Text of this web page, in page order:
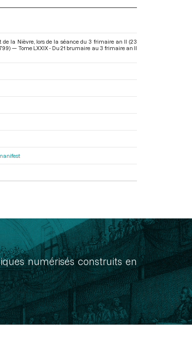
la Nièvre, lors de la séance du 3 frimaire an II (23
— Tome LXXIX - Du 21 brumaire au 3 frimaire an II
numérisés construits en